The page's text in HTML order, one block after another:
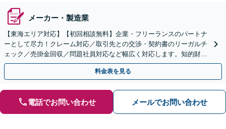
メーカー・製造業
【東海エリア対応】【初回相談無料】企業・フリーランスのパートナ
ーとして尽力！クレーム対応／取引先との交渉・契約書のリーガルチ
ェック／売掛金回収／問題社員対応など幅広く対応します。知的財産
権の相談もお任せ！【顧問契約も受付中】【完全個室】
料金表を見る
電話でお問い合わせ メールでお問い合わせ